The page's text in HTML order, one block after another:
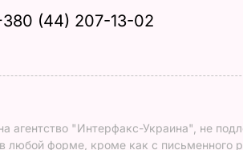
(44) 207-13-02
агентство "Интерфакс-Украина", не
любой форме, кроме как с письменного